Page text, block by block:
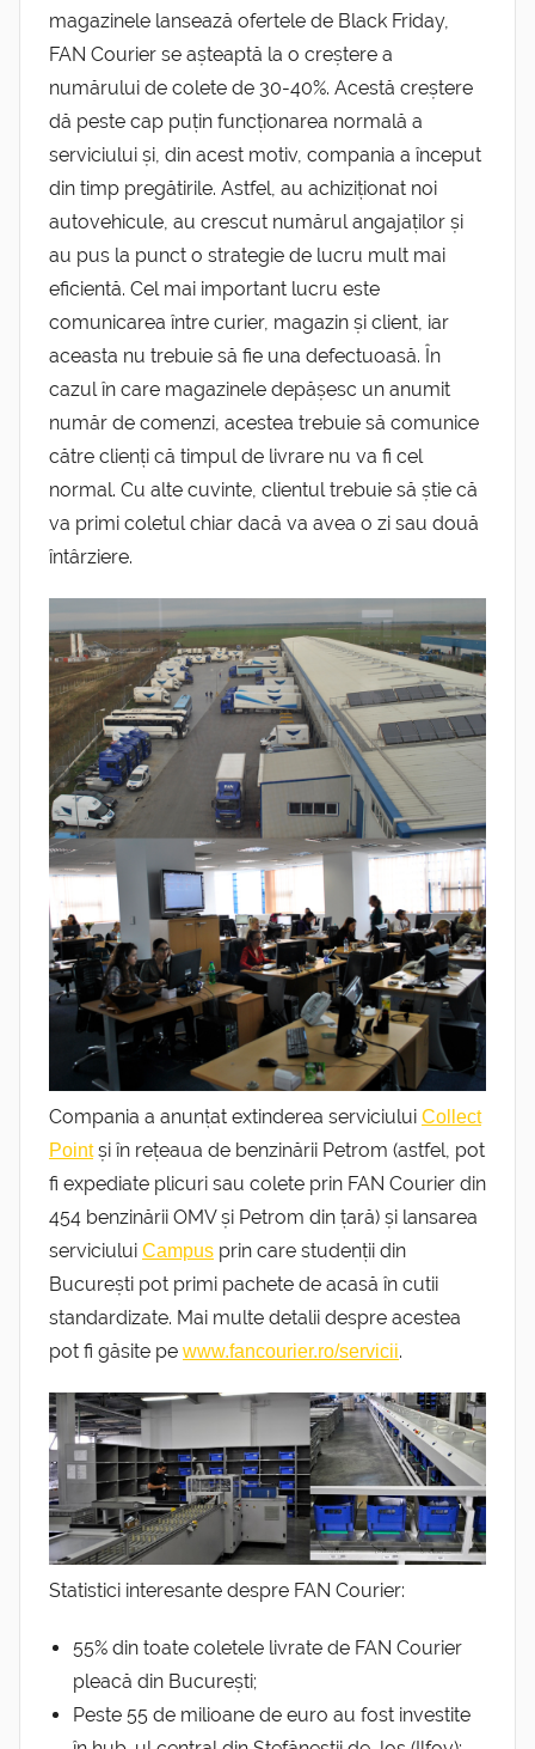
magazinele lansează ofertele de Black Friday,
FAN Courier se așteaptă la o creștere a
numărului de colete de 30-40%. Acestă creștere
dă peste cap puțin funcționarea normală a
serviciului și, din acest motiv, compania a început
din timp pregătirile. Astfel, au achiziționat noi
autovehicule, au crescut numărul angajaților și
au pus la punct o strategie de lucru mult mai
eficientă. Cel mai important lucru este
comunicarea între curier, magazin și client, iar
aceasta nu trebuie să fie una defectuoasă. În
cazul în care magazinele depășesc un anumit
număr de comenzi, acestea trebuie să comunice
către clienți că timpul de livrare nu va fi cel
normal. Cu alte cuvinte, clientul trebuie să știe că
va primi coletul chiar dacă va avea o zi sau două
întârziere.
Compania a anunțat extinderea serviciului Collect
Pointși în rețeaua de benzinării Petrom (astfel, pot
fi expediate plicuri sau colete prin FAN Courier din
454 benzinării OMV și Petrom din țară) și lansarea
serviciului Campus prin care studenții din
București pot primi pachete de acasă în cutii
standardizate. Mai multe detalii despre acestea
pot fi găsite pe www.fancourier.ro/servicii.
Statistici interesante despre FAN Courier:
55% din toate coletele livrate de FAN Courier
pleacă din București;
Peste 55 de milioane de euro au fost investite